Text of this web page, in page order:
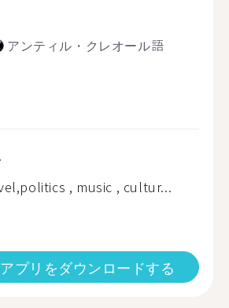
アンティル・クレオール語
, music , cultur...
アプリをダウンロードする